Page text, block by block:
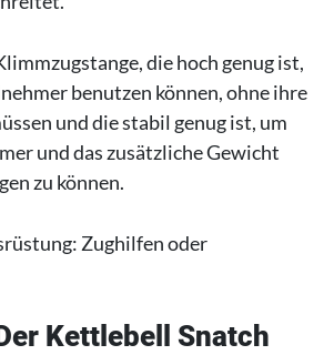
die hoch genug ist,
benutzen können, ohne ihre
und die stabil genug ist, um
und das zusätzliche Gewicht
zu können.
Zughilfen oder
Kettlebell Snatch